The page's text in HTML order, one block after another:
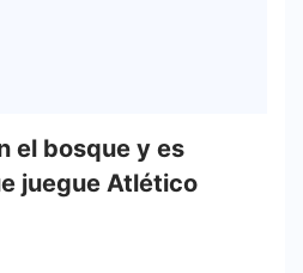
el bosque y es
juegue Atlético